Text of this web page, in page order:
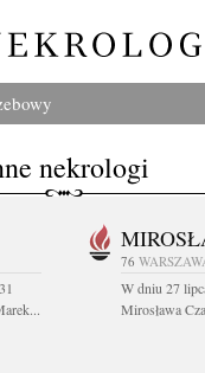
nekrologi
76
W dniu 27
Mirosława